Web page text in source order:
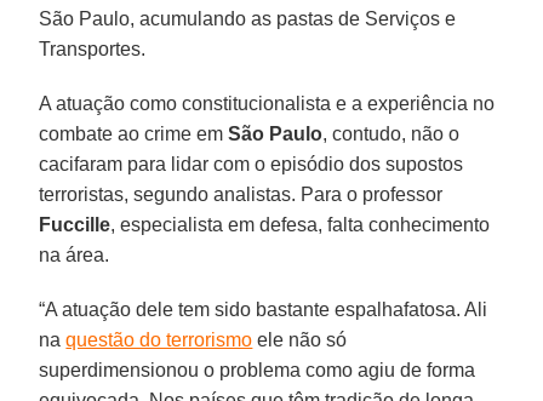
São Paulo, acumulando as pastas de Serviços e
Transportes.
A atuação como constitucionalista e a experiência no
combate ao crime em São Paulo, contudo, não o
cacifaram para lidar com o episódio dos supostos
terroristas, segundo analistas. Para o professor
Fuccille, especialista em defesa, falta conhecimento
na área.
“A atuação dele tem sido bastante espalhafatosa. Ali
naquestão do terrorismo ele não só
superdimensionou o problema como agiu de forma